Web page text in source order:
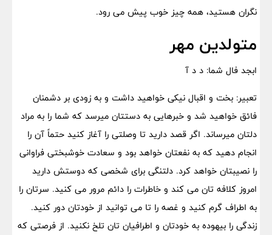
نگران هستید، همه چیز خوب پیش می رود.
متولدین مهر
ابجد فال شما: د د آ
تعبیر: بخت و اقبال نیکی خواهید داشت و به زودی بر دشمنان
فائق خواهید شد و خبرهایی به دستتان میرسد که شما را به مراد
دلتان میرساند. اگر قصد دارید تا وصلتی را آغاز کنید حتماً آن را
انجام دهید که به نفعتان خواهد بود و سعادت خوشبختی فراوانی
را نصیبتان خواهد کرد. دلتنگی برای شخصی که دوستش دارید
امروز کلافه تان می کند و خاطرات را دائم مرور می کنید. سرتان را
به اطراف گرم کنید و غصه را تا می توانید از خودتان دور کنید.
زندگی را بیهوده به خودتان و اطرافیان تان تلخ نکنید. از فرصتی که